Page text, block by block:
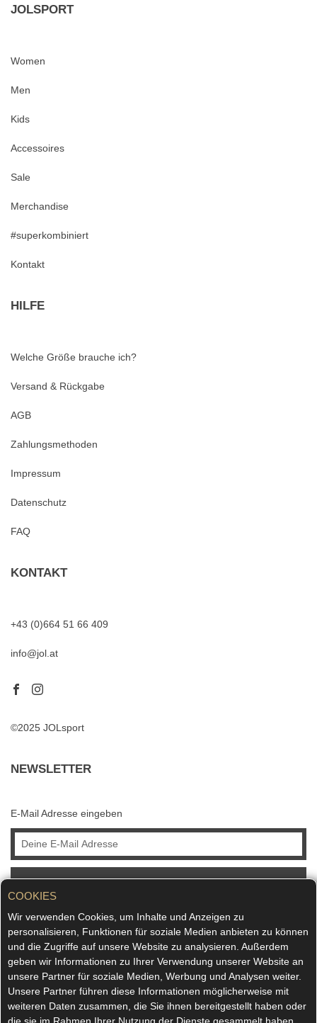
COOKIES
Wir verwenden Cookies, um Inhalte und Anzeigen zu
personalisieren, Funktionen für soziale Medien anbieten zu können
und die Zugriffe auf unsere Website zu analysieren. Außerdem
geben wir Informationen zu Ihrer Verwendung unserer Website an
unsere Partner für soziale Medien, Werbung und Analysen weiter.
Unsere Partner führen diese Informationen möglicherweise mit
weiteren Daten zusammen, die Sie ihnen bereitgestellt haben oder
JOLSPORT
Women
Men
Kids
Accessoires
Sale
Merchandise
#superkombiniert
Kontakt
HILFE
Welche Größe brauche ich?
Versand & Rückgabe
AGB
Zahlungsmethoden
Impressum
Datenschutz
FAQ
KONTAKT
+43 (0)664 51 66 409
info@jol.at
©2025 JOLsport
NEWSLETTER
E-Mail Adresse eingeben
ABONNIEREN